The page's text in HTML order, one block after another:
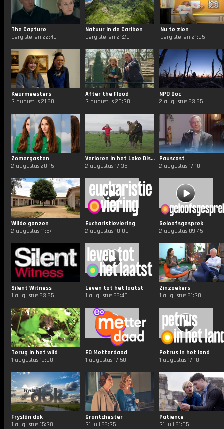
The Capture
Eergisteren 22:40
Natuur in de Cariben
Eergisteren 21:20
Nu te zien
Eergisteren 21:05
Keurmeesters
3 augustus 21:20
After the Flood
3 augustus 20:30
NPO Doc
2 augustus 23:25
Zomergasten
2 augustus 20:15
Verloren in het Lake District
2 augustus 17:35
Pauscast
2 augustus 17:10
Wilde ganzen
2 augustus 11:57
Eucharistieviering
2 augustus 10:00
Geloofsgesprek
2 augustus 09:45
Silent Witness
1 augustus 23:25
Leven tot het laatst
1 augustus 22:40
Zinzoekers
1 augustus 21:30
Terug in het wild
1 augustus 19:00
EO Metterdaad
1 augustus 17:50
Petrus in het land
1 augustus 17:10
Fryslân dok
1 augustus 15:30
Grantchester
31 juli 22:35
Patience
31 juli 21:05